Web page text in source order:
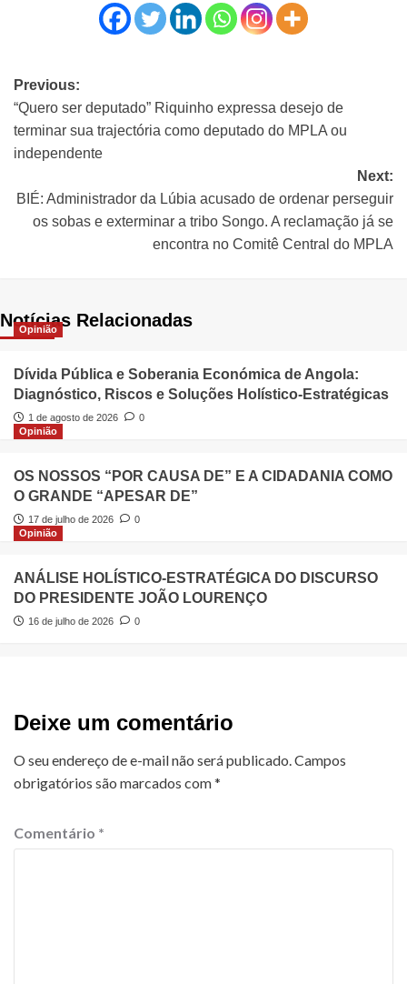
Previous:
“Quero ser deputado” Riquinho expressa desejo de
terminar sua trajectória como deputado do MPLA ou
independente
Next:
BIÉ: Administrador da Lúbia acusado de ordenar perseguir
os sobas e exterminar a tribo Songo. A reclamação já se
encontra no Comitê Central do MPLA
Notícias Relacionadas
Opinião
Dívida Pública e Soberania Económica de Angola:
Diagnóstico, Riscos e Soluções Holístico-Estratégicas
1 de agosto de 2026
0
Opinião
OS NOSSOS “POR CAUSA DE” E A CIDADANIA COMO
O GRANDE “APESAR DE”
17 de julho de 2026
0
Opinião
ANÁLISE HOLÍSTICO-ESTRATÉGICA DO DISCURSO
DO PRESIDENTE JOÃO LOURENÇO
16 de julho de 2026 0
Deixe um comentário
O seu endereço de e-mail não será publicado.Campos
obrigatórios são marcados com*
Comentário *